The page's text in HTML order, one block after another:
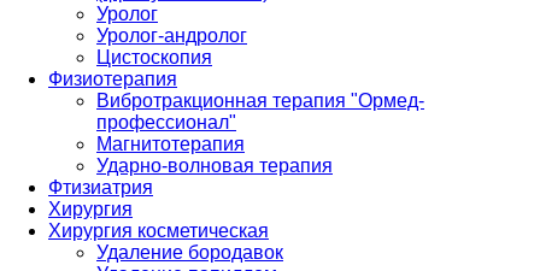
Уролог
Уролог-андролог
Цистоскопия
Физиотерапия
Вибротракционная терапия "Ормед-
профессионал"
Магнитотерапия
Ударно-волновая терапия
Фтизиатрия
Хирургия
Хирургия косметическая
Удаление бородавок